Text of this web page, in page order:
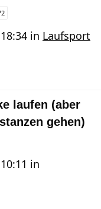
in Laufsport
laufen (aber
gehen)
in